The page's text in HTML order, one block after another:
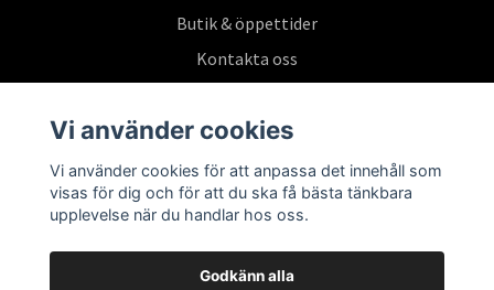
Butik & öppettider
Kontakta oss
Prenumerera på vårt nyhetsbrev
Vi använder cookies
Vi använder cookies för att anpassa det innehåll som
visas för dig och för att du ska få bästa tänkbara
upplevelse när du handlar hos oss.
Godkänn alla